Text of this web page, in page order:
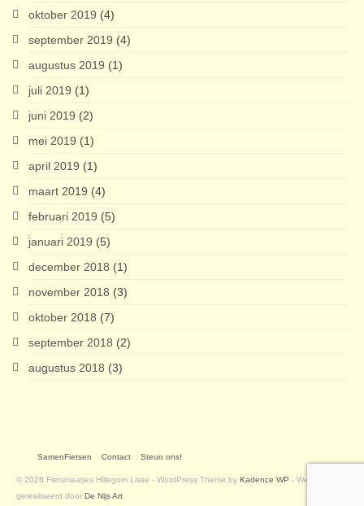
oktober 2019 (4)
september 2019 (4)
augustus 2019 (1)
juli 2019 (1)
juni 2019 (2)
mei 2019 (1)
april 2019 (1)
maart 2019 (4)
februari 2019 (5)
januari 2019 (5)
december 2018 (1)
november 2018 (3)
oktober 2018 (7)
september 2018 (2)
augustus 2018 (3)
SamenFietsen Contact Steun ons!
© 2026 Fietsmaatjes Hillegom Lisse - WordPress Theme by Kadence WP - Website
gerealiseerd door De Nijs Art